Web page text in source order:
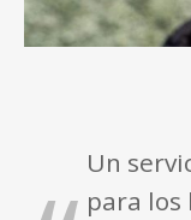
Un
para los